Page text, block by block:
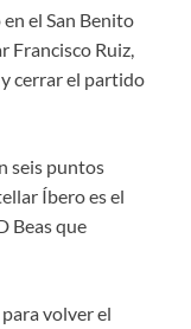
el San Benito
Francisco Ruiz,
cerrar el partido
seis puntos
Íbero es el
Beas que
volver el